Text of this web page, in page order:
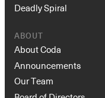
Deadly Spiral
ABOUT
About Coda
Announcements
Our Team